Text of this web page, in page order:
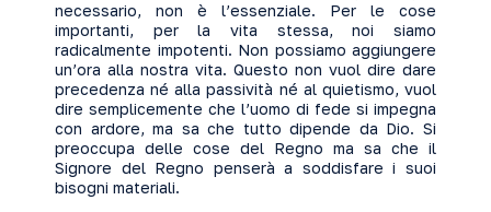
necessario, non è l’essenziale. Per le cose
importanti, per la vita stessa, noi siamo
radicalmente impotenti. Non possiamo aggiungere
un’ora alla nostra vita. Questo non vuol dire dare
precedenza né alla passività né al quietismo, vuol
dire semplicemente che l’uomo di fede si impegna
con ardore, ma sa che tutto dipende da Dio. Si
preoccupa delle cose del Regno ma sa che il
Signore del Regno penserà a soddisfare i suoi
bisogni materiali.